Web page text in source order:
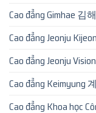
Cao đẳng Gimhae 김
Cao đẳng Jeonju
Cao đẳng Jeonju
Cao đẳng Keimyung
Cao đẳng Khoa học